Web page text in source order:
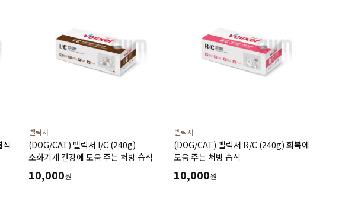
석
벨릭서
(DOG/CAT) 벨릭서 I/C (240g)
소화기계 건강에 도움 주는 처방 습식
10,000원
벨릭서
(DOG/CAT) 벨릭서 R/C (240g) 회복에
도움 주는 처방 습식
10,000원